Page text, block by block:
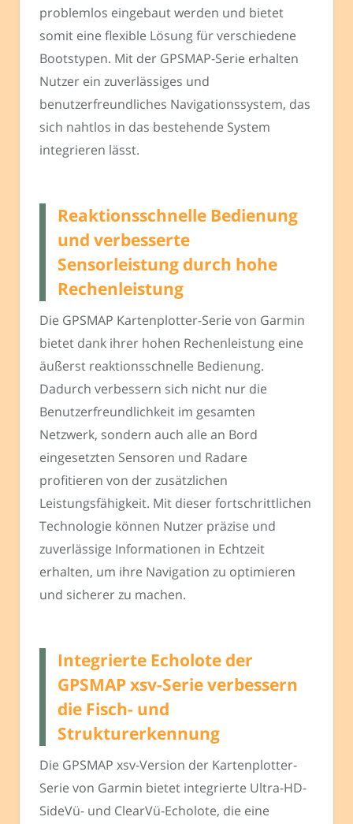
problemlos eingebaut werden und bietet
somit eine flexible Lösung für verschiedene
Bootstypen. Mit der GPSMAP-Serie erhalten
Nutzer ein zuverlässiges und
benutzerfreundliches Navigationssystem, das
sich nahtlos in das bestehende System
integrieren lässt.
Reaktionsschnelle Bedienung
und verbesserte
Sensorleistung durch hohe
Rechenleistung
Die GPSMAP Kartenplotter-Serie von Garmin
bietet dank ihrer hohen Rechenleistung eine
äußerst reaktionsschnelle Bedienung.
Dadurch verbessern sich nicht nur die
Benutzerfreundlichkeit im gesamten
Netzwerk, sondern auch alle an Bord
eingesetzten Sensoren und Radare
profitieren von der zusätzlichen
Leistungsfähigkeit. Mit dieser fortschrittlichen
Technologie können Nutzer präzise und
zuverlässige Informationen in Echtzeit
erhalten, um ihre Navigation zu optimieren
und sicherer zu machen.
Integrierte Echolote der
GPSMAP xsv-Serie verbessern
die Fisch- und
Strukturerkennung
Die GPSMAP xsv-Version der Kartenplotter-
Serie von Garmin bietet integrierte Ultra-HD-
SideVü- und ClearVü-Echolote, die eine